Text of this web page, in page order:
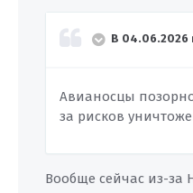
В 04.06.2026
Авианосцы
за рисков
Вообще сейчас из-за